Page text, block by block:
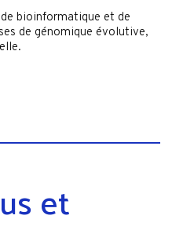
bioinformatique et de
de génomique évolutive,
et